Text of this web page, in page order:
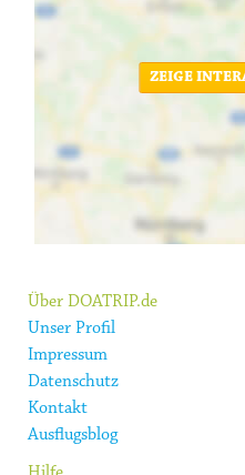
ZEIGE
Über DOATRIP.de
Unser Profil
Impressum
Datenschutz
Kontakt
Ausflugsblog